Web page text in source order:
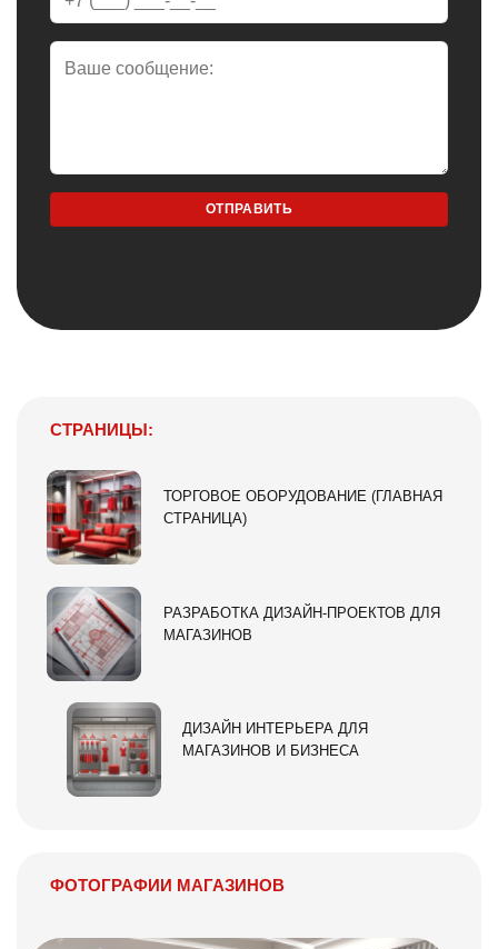
СТРАНИЦЫ:
ТОРГОВОЕ ОБОРУДОВАНИЕ (ГЛАВНАЯ
СТРАНИЦА)
РАЗРАБОТКА ДИЗАЙН-ПРОЕКТОВ ДЛЯ
МАГАЗИНОВ
ДИЗАЙН ИНТЕРЬЕРА ДЛЯ
МАГАЗИНОВ И БИЗНЕСА
ФОТОГРАФИИ МАГАЗИНОВ